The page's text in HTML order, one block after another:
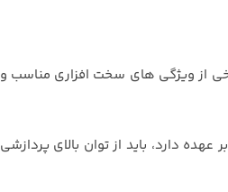
از ویژگی های سخت افزاری مناسب و
دارد، باید از توان بالای پردازشی